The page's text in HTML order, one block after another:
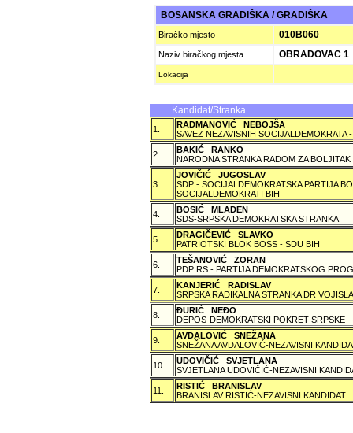
BOSANSKA GRADIŠKA / GRADIŠKA
Biračko mjesto 010B060
Naziv biračkog mjesta OBRADOVAC 1
Lokacija
Kandidat/Stranka
1.
RADMANOVIĆ NEBOJŠA
SAVEZ NEZAVISNIH SOCIJALDEMOKRATA
2.
BAKIĆ RANKO
NARODNA STRANKA RADOM ZA BOLJITAK
3.
JOVIČIĆ JUGOSLAV
SDP - SOCIJALDEMOKRATSKA PARTIJA
SOCIJALDEMOKRATI BIH
4.
BOSIĆ MLADEN
SDS-SRPSKA DEMOKRATSKA STRANKA
5.
DRAGIČEVIĆ SLAVKO
PATRIOTSKI BLOK BOSS - SDU BIH
6.
TEŠANOVIĆ ZORAN
PDP RS - PARTIJA DEMOKRATSKOG
7.
KANJERIĆ RADISLAV
SRPSKA RADIKALNA STRANKA DR
8.
ÐURIĆ NEÐO
DEPOS-DEMOKRATSKI POKRET SRPSKE
9.
AVDALOVIĆ SNEŽANA
SNEŽANA AVDALOVIĆ-NEZAVISNI
10.
UDOVIČIĆ SVJETLANA
SVJETLANA UDOVIČIĆ-NEZAVISNI
11.
RISTIĆ BRANISLAV
BRANISLAV RISTIĆ-NEZAVISNI KANDIDAT